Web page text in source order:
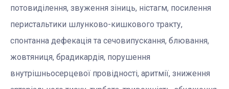
потовиділення, звуження зіниць, ністагм, посилення
перистальтики шлунково-кишкового тракту,
спонтанна дефекація та сечовипускання, блювання,
жовтяниця, брадикардія, порушення
внутрішньосерцевої провідності, аритмії, зниження